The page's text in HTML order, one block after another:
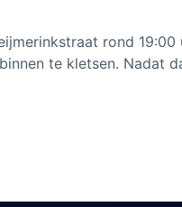
rond 19:00
te kletsen. Nadat